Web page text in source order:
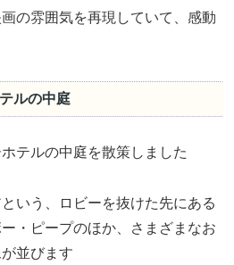
の雰囲気を再現していて、感動
ルの中庭
テルの中庭を散策しました
いう、ロビーを抜けた先にある
・ピープのほか、さまざまなお
並びます